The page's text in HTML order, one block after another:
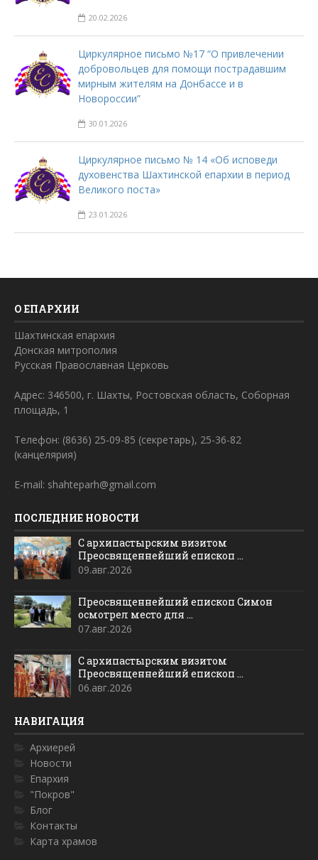
20.02.2026
Циркулярное письмо №17 “О привлечении
добровольцев для помощи пострадавшим
мирным жителям на Донбассе и в
Новороссии”
30.01.2026
Циркулярное письмо № 14 «Об исповеди
духовенства Шахтинской епархии в период
Великого поста»
23.01.2026
О ЕПАРХИИ
Шахтинская епархия
Донская митрополия
Русская Православная Церковь
Адрес: 346500, г. Шахты, Ростовская область, Соборная
площадь, 1
Телефон: (8636) 25-09-85 (секретарь), 25-36-82
(канцелярия)
E-mail: shahteparh@gmail.com
ПОСЛЕДНИЕ НОВОСТИ
С архипастырским визитом
Преосвященнейший епископ ...
09.авг.2026
Преосвященнейший епископ Симон
осмотрел место для ...
07.авг.2026
С архипастырским визитом
Преосвященнейший епископ ...
06.авг.2026
НАВИГАЦИЯ
Архиерей
Новости
Епархия
"Покров"
Блог
Контакты
Карта храмов